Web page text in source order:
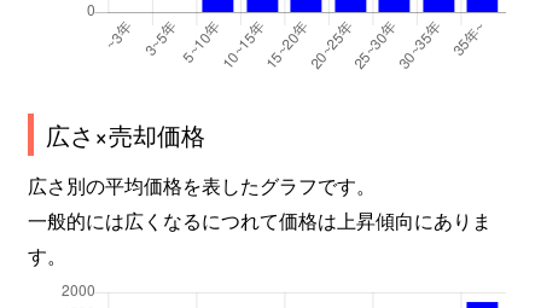
広さ×売却価格
広さ別の平均価格を表したグラフです。
一般的には広くなるにつれて価格は上昇傾向にありま
す。